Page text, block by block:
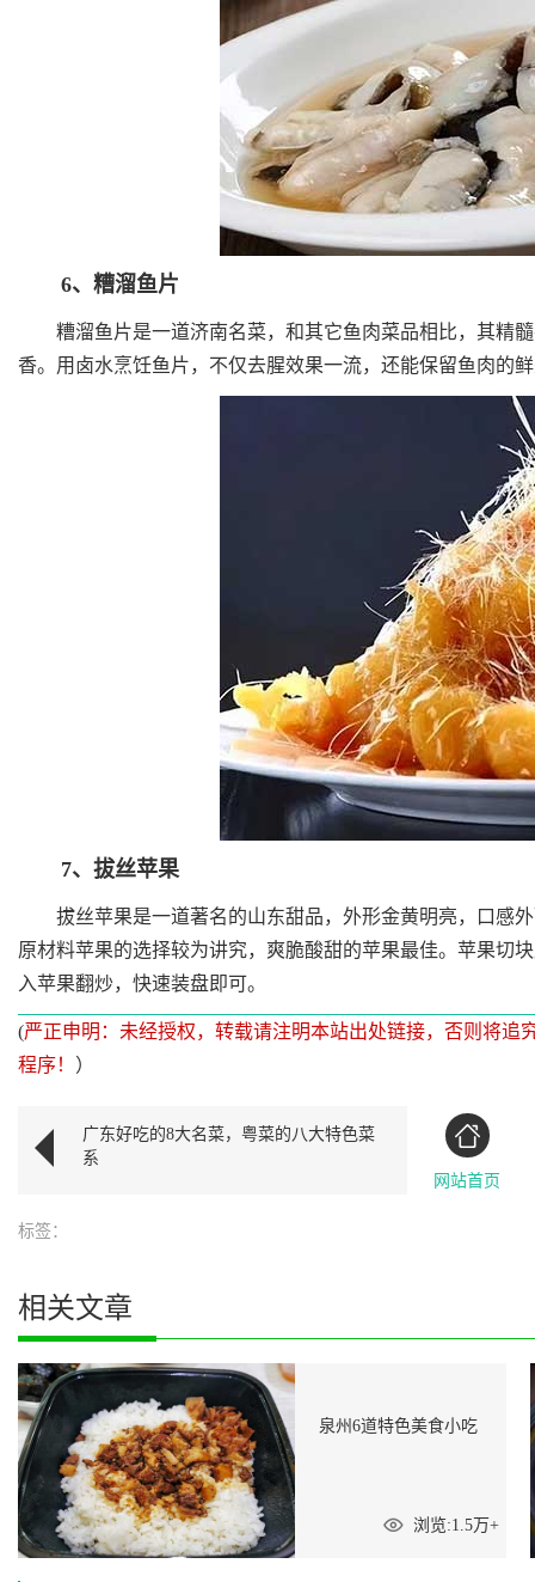
6、糟溜鱼片
糟溜鱼片是一道济南名菜，和其它鱼肉菜品相比，其精髓
香。用卤水烹饪鱼片，不仅去腥效果一流，还能保留鱼肉的
7、拔丝苹果
拔丝苹果是一道著名的山东甜品，外形金黄明亮，口感外
原材料苹果的选择较为讲究，爽脆酸甜的苹果最佳。苹果切
入苹果翻炒，快速装盘即可。
(严正申明：未经授权，转载请注明本站出处链接，否则将
程序！ ）
广东好吃的8大名菜，粤菜的八大特色菜
系
网站首页
标签：
相关文章
泉州6道特色美食小吃
浏览:1.5万+